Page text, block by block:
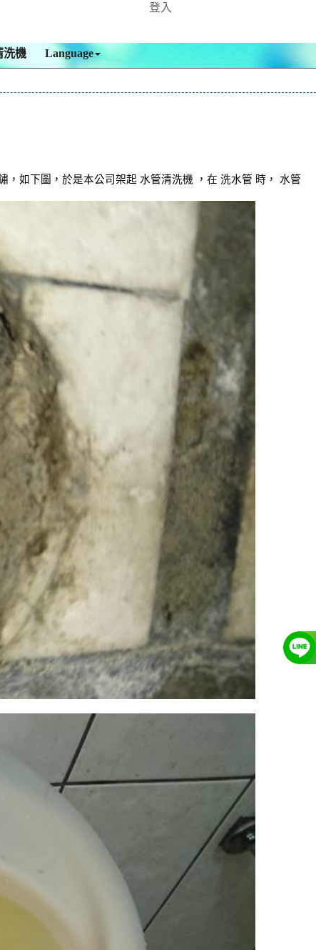
登入
洗機 Language
如下圖，於是本公司架起 水管清洗機 ，在 洗水管 時， 水管